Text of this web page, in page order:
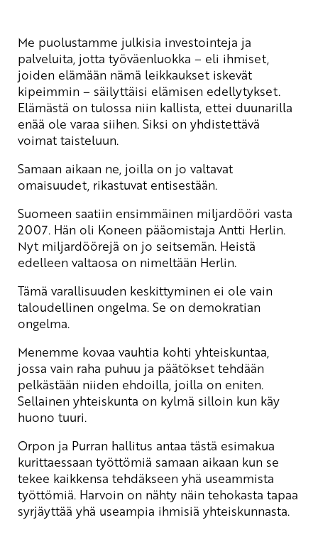
Me puolustamme julkisia investointeja ja
palveluita, jotta työväenluokka – eli ihmiset,
joiden elämään nämä leikkaukset iskevät
kipeimmin – säilyttäisi elämisen edellytykset.
Elämästä on tulossa niin kallista, ettei duunarilla
enää ole varaa siihen. Siksi on yhdistettävä
voimat taisteluun.
Samaan aikaan ne, joilla on jo valtavat
omaisuudet, rikastuvat entisestään.
Suomeen saatiin ensimmäinen miljardööri vasta
2007. Hän oli Koneen pääomistaja Antti Herlin.
Nyt miljardöörejä on jo seitsemän. Heistä
edelleen valtaosa on nimeltään Herlin.
Tämä varallisuuden keskittyminen ei ole vain
taloudellinen ongelma. Se on demokratian
ongelma.
Menemme kovaa vauhtia kohti yhteiskuntaa,
jossa vain raha puhuu ja päätökset tehdään
pelkästään niiden ehdoilla, joilla on eniten.
Sellainen yhteiskunta on kylmä silloin kun käy
huono tuuri.
Orpon ja Purran hallitus antaa tästä esimakua
kurittaessaan työttömiä samaan aikaan kun se
tekee kaikkensa tehdäkseen yhä useammista
työttömiä. Harvoin on nähty näin tehokasta tapaa
syrjäyttää yhä useampia ihmisiä yhteiskunnasta.